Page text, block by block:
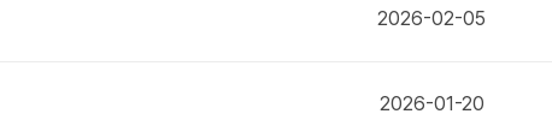
2026-02-05
2026-01-20